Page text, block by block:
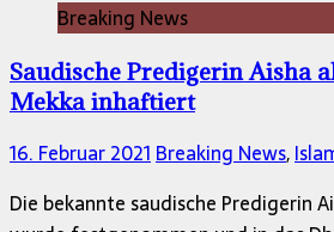
Breaking News
Saudische Predigerin Aisha
Mekka inhaftiert
16. Februar 2021Breaking News,
Die bekannte saudische Predigerin